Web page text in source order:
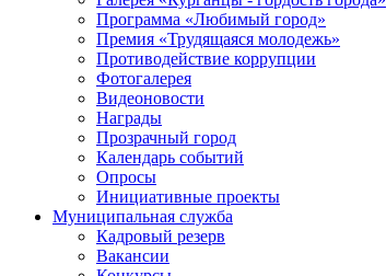
Программа «Любимый город»
Премия «Трудящаяся молодежь»
Противодействие коррупции
Фотогалерея
Видеоновости
Награды
Прозрачный город
Календарь событий
Опросы
Инициативные проекты
Муниципальная служба
Кадровый резерв
Вакансии